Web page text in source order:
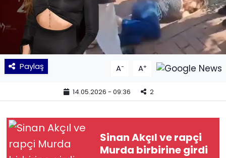
Paylaş A- A+
14.05.2026 - 09:36 2
Sinan Akçıl ve rapçi
Murda birbirine girdi
SAĞLIK
Siyaset
SPOR
TEKNOLOJİ
Yaşam
YEREL POLİTİKA